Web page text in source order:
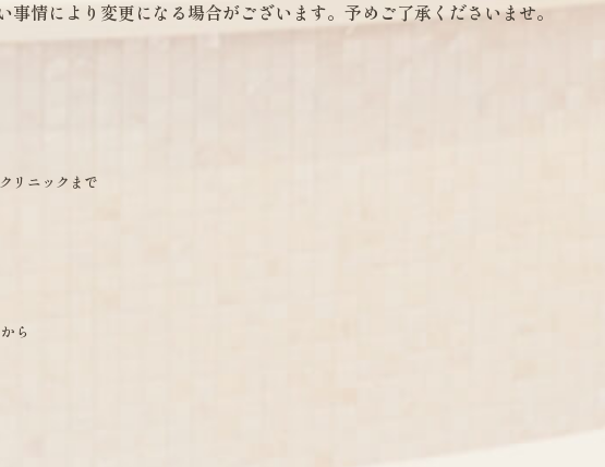
情により変更になる場合がございます。予めご了承くださいませ。
リニックまで
ら